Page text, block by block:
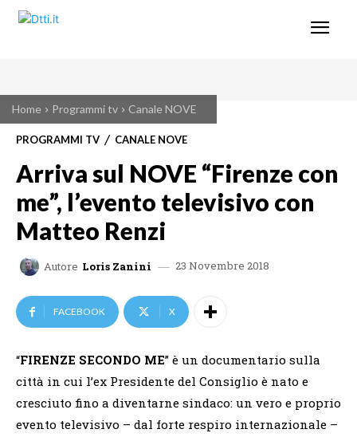
Home Programmi tv Canale NOVE
PROGRAMMI TV CANALE NOVE
Arriva sul NOVE “Firenze con
me”, l’evento televisivo con
Matteo Renzi
Autore Loris Zanini 23 Novembre 2018
FACEBOOK X
“FIRENZE SECONDO ME” è un documentario sulla
città in cui l’ex Presidente del Consiglio è nato e
cresciuto fino a diventarne sindaco: un vero e proprio
evento televisivo – dal forte respiro internazionale –